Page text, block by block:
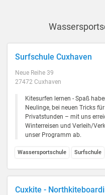
Surfschule Cuxhaven
Neue Reihe 39
27472 Cuxhaven
Kitesurfen lernen - Spaß
Neulinge, bei neuen Tricks
Privatstunden – mit uns
Winterreisen und Verleih/
unser Programm ab.
Wassersportschule Surfschule
Cuxkite -